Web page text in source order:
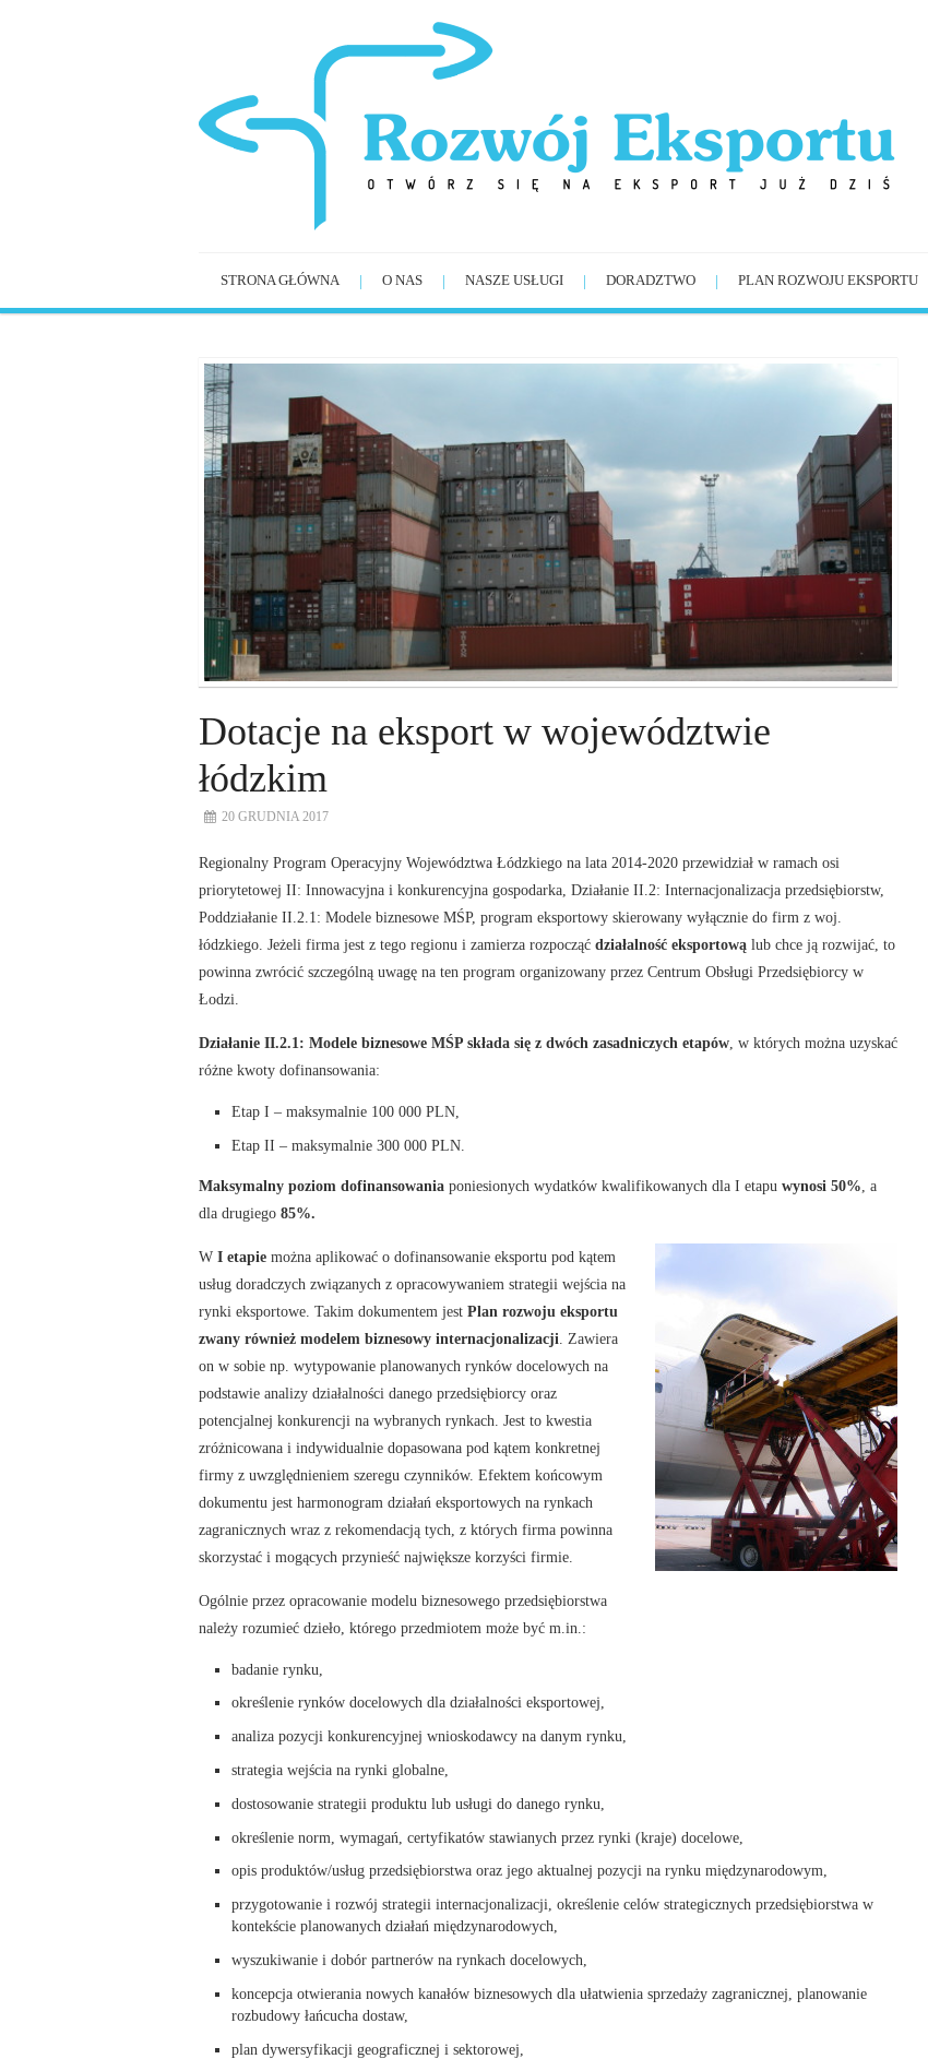
STRONA GŁÓWNA O NAS NASZE USŁUGI DORADZTWO PLAN ROZWOJU EKSPORTU
Dotacje na eksport w województwie
łódzkim
20 GRUDNIA 2017
Regionalny Program Operacyjny Województwa Łódzkiego na lata 2014-2020 przewidział w ramach osi
priorytetowej II: Innowacyjna i konkurencyjna gospodarka, Działanie II.2: Internacjonalizacja przedsiębiorstw,
Poddziałanie II.2.1: Modele biznesowe MŚP, program eksportowy skierowany wyłącznie do firm z woj.
łódzkiego. Jeżeli firma jest z tego regionu i zamierza rozpocząć działalność eksportową lub chce ją rozwijać, to
powinna zwrócić szczególną uwagę na ten program organizowany przez Centrum Obsługi Przedsiębiorcy w
Łodzi.
Działanie II.2.1: Modele biznesowe MŚP składa się z dwóch zasadniczych etapów , w których można uzyskać
różne kwoty dofinansowania:
Etap I – maksymalnie 100 000 PLN,
Etap II – maksymalnie 300 000 PLN.
Maksymalny poziom dofinansowania poniesionych wydatków kwalifikowanych dla I etapu wynosi 50% , a
dla drugiego 85%.
W I etapie można aplikować o dofinansowanie eksportu pod kątem
usług doradczych związanych z opracowywaniem strategii wejścia na
rynki eksportowe. Takim dokumentem jest Plan rozwoju eksportu
zwany również modelem biznesowy internacjonalizacji . Zawiera
on w sobie np. wytypowanie planowanych rynków docelowych na
podstawie analizy działalności danego przedsiębiorcy oraz
potencjalnej konkurencji na wybranych rynkach. Jest to kwestia
zróżnicowana i indywidualnie dopasowana pod kątem konkretnej
firmy z uwzględnieniem szeregu czynników. Efektem końcowym
dokumentu jest harmonogram działań eksportowych na rynkach
zagranicznych wraz z rekomendacją tych, z których firma powinna
skorzystać i mogących przynieść największe korzyści firmie.
Ogólnie przez opracowanie modelu biznesowego przedsiębiorstwa
należy rozumieć dzieło, którego przedmiotem może być m.in.:
badanie rynku,
określenie rynków docelowych dla działalności eksportowej,
analiza pozycji konkurencyjnej wnioskodawcy na danym rynku,
strategia wejścia na rynki globalne,
dostosowanie strategii produktu lub usługi do danego rynku,
określenie norm, wymagań, certyfikatów stawianych przez rynki (kraje) docelowe,
opis produktów/usług przedsiębiorstwa oraz jego aktualnej pozycji na rynku międzynarodowym,
przygotowanie i rozwój strategii internacjonalizacji, określenie celów strategicznych przedsiębiorstwa w
kontekście planowanych działań międzynarodowych,
wyszukiwanie i dobór partnerów na rynkach docelowych,
koncepcja otwierania nowych kanałów biznesowych dla ułatwienia sprzedaży zagranicznej, planowanie
rozbudowy łańcucha dostaw,
plan dywersyfikacji geograficznej i sektorowej,